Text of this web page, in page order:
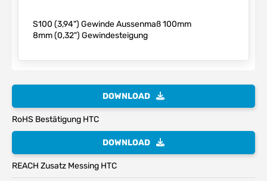
S100 (3,94") Gewinde Aussenmaß 100mm
8mm (0,32") Gewindesteigung
DOWNLOAD
RoHS Bestätigung HTC
DOWNLOAD
REACH Zusatz Messing HTC